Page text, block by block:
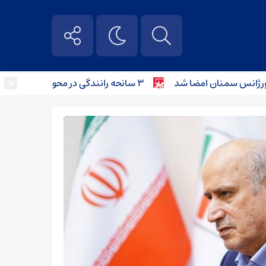
۳ سانحه رانندگی در محورهای استان سمنان؛ کودک ۴ ساله جان باخت